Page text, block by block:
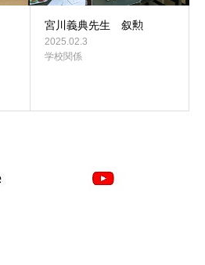
宮川義典先生 叙勲
2025.02.3
学校関係